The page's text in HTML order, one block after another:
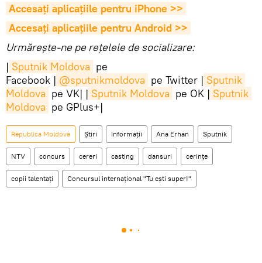
Accesaţi aplicaţiile pentru iPhone >>
Accesaţi aplicaţiile pentru Android >>
Urmărește-ne pe rețelele de socializare:
| Sputnik Moldova pe
Facebook | @sputnikmoldova pe Twitter | Sputnik
Moldova pe VK| | Sputnik Moldova pe OK | Sputnik
Moldova pe GPlus+|
Republica Moldova Știri Informații Ana Erhan Sputnik
NTV concurs cereri casting dansuri cerințe
copii talentați Concursul internațional "Tu ești super!"